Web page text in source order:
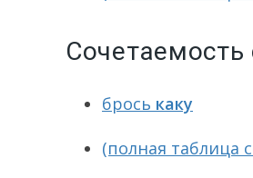
Сочетаемость
брось каку
(полная таблица